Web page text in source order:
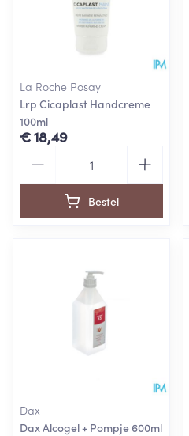
La Roche Posay
Lrp Cicaplast Handcreme
100ml
€ 18,49
Bestel
Dax
Dax Alcogel + Pompje 600ml